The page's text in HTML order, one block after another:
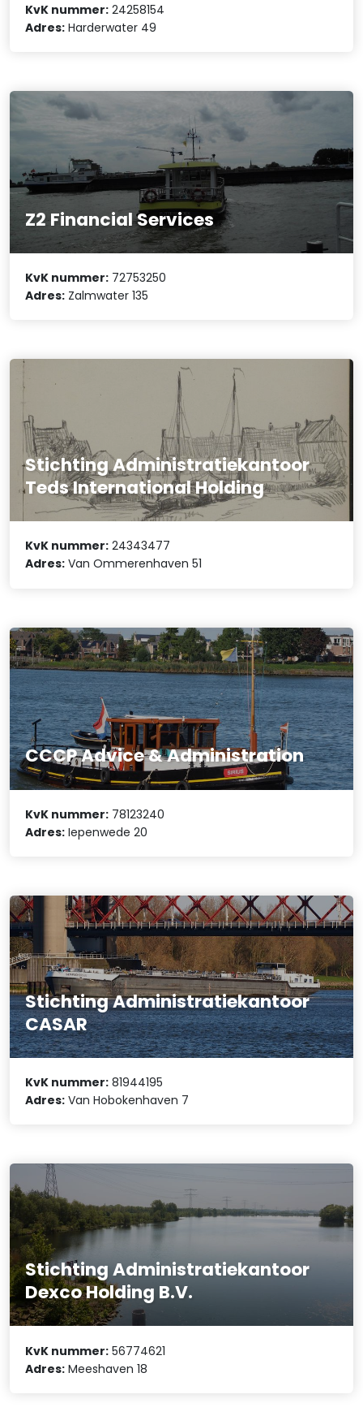
KvK nummer: 24258154
Adres: Harderwater 49
Z2 Financial Services
KvK nummer: 72753250
Adres: Zalmwater 135
Stichting Administratiekantoor
Teds International Holding
KvK nummer: 24343477
Adres: Van Ommerenhaven 51
CCCP Advice & Administration
KvK nummer: 78123240
Adres: Iepenwede 20
Stichting Administratiekantoor
CASAR
KvK nummer: 81944195
Adres: Van Hobokenhaven 7
Stichting Administratiekantoor
Dexco Holding B.V.
KvK nummer: 56774621
Adres: Meeshaven 18